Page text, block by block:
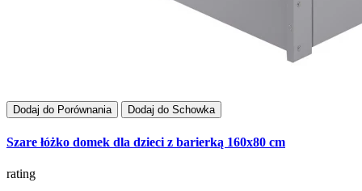
Dodaj do Porównania Dodaj do Schowka
Szare łóżko domek dla dzieci z barierką 160x80 cm
rating